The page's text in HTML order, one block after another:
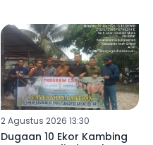
2 Agustus 2026 13:30
Dugaan 10 Ekor Kambing